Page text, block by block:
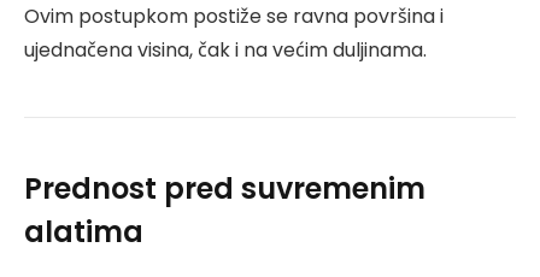
Ovim postupkom postiže se ravna površina i
ujednačena visina, čak i na većim duljinama.
Prednost pred suvremenim
alatima